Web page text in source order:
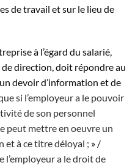
de travail et sur le lieu de
à l’égard du salarié,
direction, doit répondre au
devoir d’information et de
si l’employeur a le pouvoir
de son personnel
peut mettre en oeuvre un
et à ce titre déloyal ; » /
l’employeur a le droit de